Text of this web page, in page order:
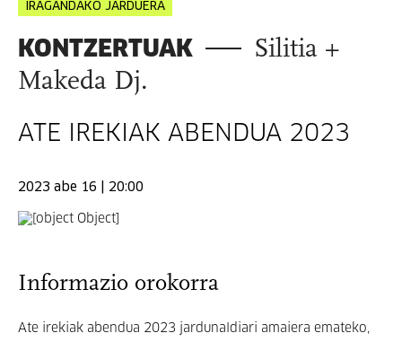
IRAGANDAKO JARDUERA
KONTZERTUAK
Silitia +
Makeda Dj.
ATE IREKIAK ABENDUA 2023
2023 abe 16 | 20:00
Informazio orokorra
Ate irekiak abendua 2023 jardunaldiari amaiera emateko,